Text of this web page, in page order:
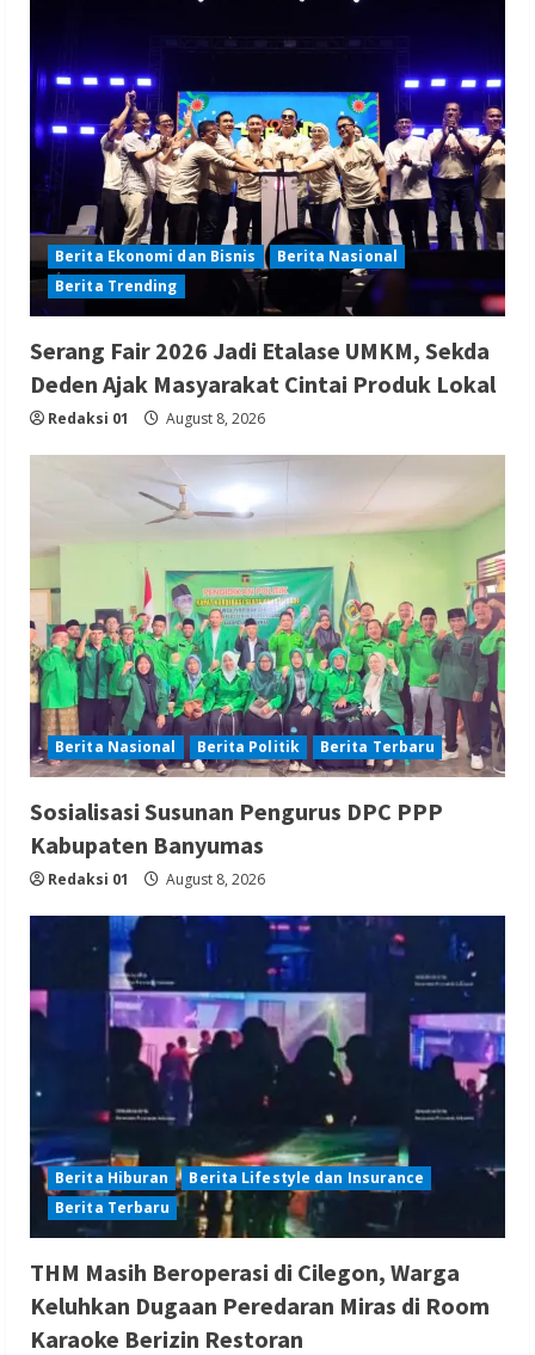
Berita Ekonomi dan Bisnis
Berita Nasional
Berita Trending
Serang Fair 2026 Jadi Etalase UMKM, Sekda
Deden Ajak Masyarakat Cintai Produk Lokal
Redaksi 01 August 8, 2026
Berita Nasional Berita Politik Berita Terbaru
Sosialisasi Susunan Pengurus DPC PPP
Kabupaten Banyumas
Redaksi 01 August 8, 2026
Berita Hiburan
Berita Lifestyle dan Insurance
Berita Terbaru
THM Masih Beroperasi di Cilegon, Warga
Keluhkan Dugaan Peredaran Miras di Room
Karaoke Berizin Restoran